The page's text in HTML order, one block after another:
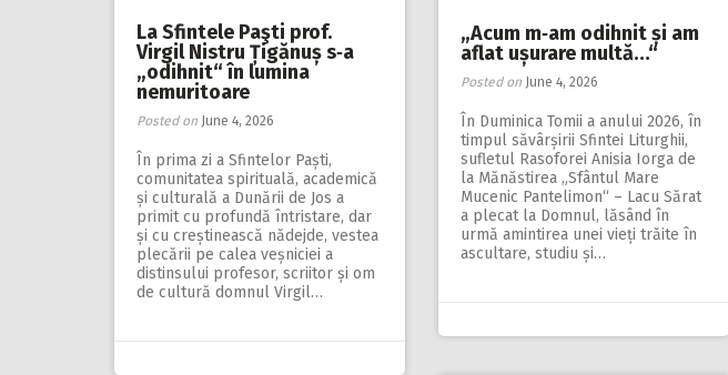
La Sfintele Paşti prof.
Virgil Nistru Țigănuș s‑a
„odihnit“ în lumina
nemuritoare
Posted on June 4, 2026
În prima zi a Sfintelor Paști,
comunitatea spirituală, academică
și culturală a Dunării de Jos a
primit cu profundă întristare, dar
și cu creștinească nădejde, vestea
plecării pe calea veșniciei a
distinsului profesor, scriitor și om
de cultură domnul Virgil…
„Acum m‑am odihnit și am
aflat ușurare multă…“
Posted on June 4, 2026
În Duminica Tomii a anului 2026, în
timpul săvârșirii Sfintei Liturghii,
sufletul Rasoforei Anisia Iorga de
la Mănăstirea „Sfântul Mare
Mucenic Pantelimon“ – Lacu Sărat
a plecat la Domnul, lăsând în
urmă amintirea unei vieți trăite în
ascultare, studiu și…